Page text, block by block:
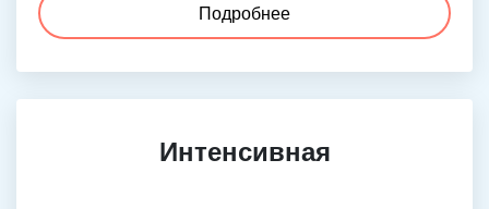
Подробнее
Интенсивная